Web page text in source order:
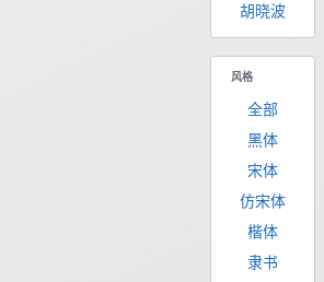
胡晓波
风格
全部
黑体
宋体
仿宋体
楷体
隶书